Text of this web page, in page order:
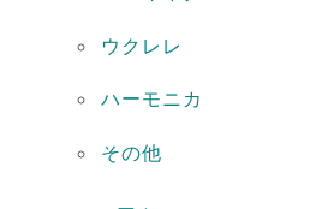
ウクレレ
ハーモニカ
その他